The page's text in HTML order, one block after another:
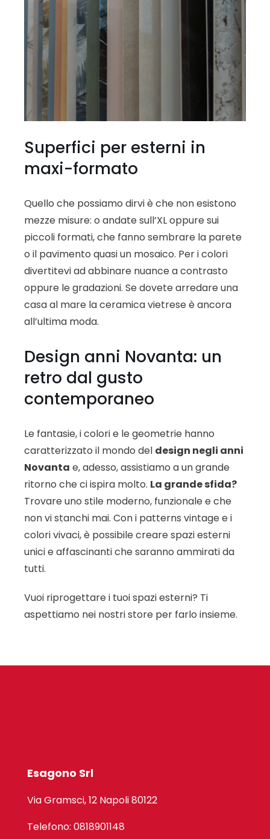
Superfici per esterni in
maxi-formato
Quello che possiamo dirvi è che non esistono
mezze misure: o andate sull’XL oppure sui
piccoli formati, che fanno sembrare la parete
o il pavimento quasi un mosaico. Per i colori
divertitevi ad abbinare nuance a contrasto
oppure le gradazioni. Se dovete arredare una
casa al mare la ceramica vietrese è ancora
all’ultima moda.
Design anni Novanta: un
retro dal gusto
contemporaneo
Le fantasie, i colori e le geometrie hanno
caratterizzato il mondo del design negli anni
Novanta e, adesso, assistiamo a un grande
ritorno che ci ispira molto. La grande sfida?
Trovare uno stile moderno, funzionale e che
non vi stanchi mai. Con i patterns vintage e i
colori vivaci, è possibile creare spazi esterni
unici e affascinanti che saranno ammirati da
tutti.
Vuoi riprogettare i tuoi spazi esterni? Ti
aspettiamo nei nostri store per farlo insieme.
Esagono Srl
Via Gramsci, 12 Napoli 80122
Telefono: 0818901148